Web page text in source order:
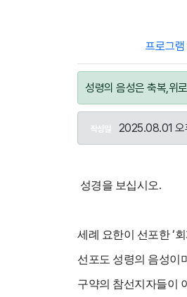
프로그램
성령의 음성은 축복,위
작성일 2025.08.01 오
성경을 보십시오.
세례 요한이 선포한‘
선포도 성령의 음성이
구약의 참선지자들이